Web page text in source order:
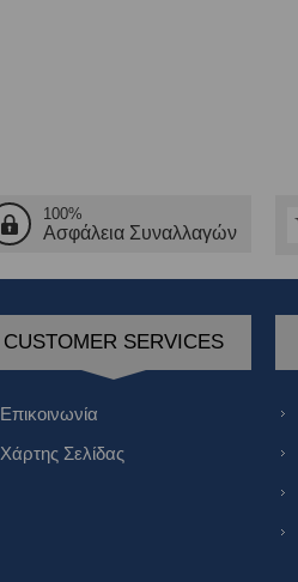
100%
Ασφάλεια Συναλλαγών
CUSTOMER SERVICES
Επικοινωνία
Χάρτης Σελίδας